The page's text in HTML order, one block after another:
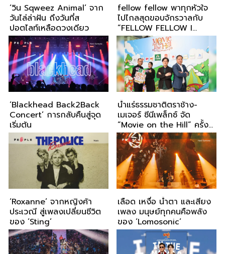
‘วิน Sqweez Animal’ จาก
วันไล่ล่าฝัน ถึงวันที่ส
ปอตไลท์เหลือดวงเดียว
fellow fellow พาทุกหัวใจ
ไปไกลสุดขอบจักรวาลกับ
“FELLOW FELLOW I
TOLD HALLEY ABOUT
YOU” คอนเสิร์ตบอกเล่า 12
ปีแห่งความภาคภูมิใจ ร้อย
เรียงทุกความทรงจำครบจบ
3 ชม.
‘Blackhead Back2Back
Concert’ การกลับคืนสู่จุด
เริ่มต้น
น้ำแร่ธรรมชาติตราช้าง-
เมเจอร์ ซีนีเพล็กซ์ จัด
“Movie on the Hill” ครั้งที่
6 ธีม ‘บุปผาซน’
‘Roxanne’ จากหญิงค้า
ประเวณี สู่เพลงเปลี่ยนชีวิต
ของ ‘Sting’
เลือด เหงื่อ น้ำตา และเสียง
เพลง มนุษย์ทุกคนคือพลัง
ของ ‘Lomosonic’